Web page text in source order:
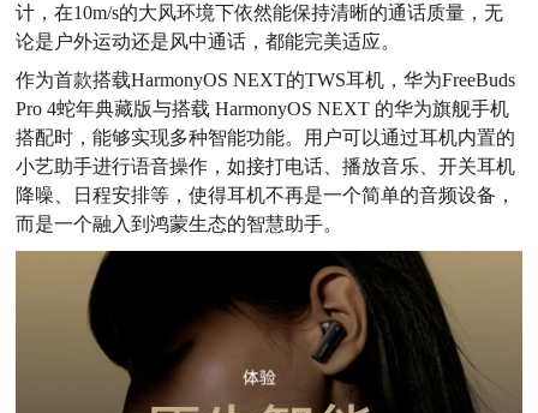
计，在10m/s的大风环境下依然能保持清晰的通话质量，无
论是户外运动还是风中通话，都能完美适应。
作为首款搭载HarmonyOS NEXT的TWS耳机，华为FreeBuds
Pro 4蛇年典藏版与搭载 HarmonyOS NEXT 的华为旗舰手机
搭配时，能够实现多种智能功能。用户可以通过耳机内置的
小艺助手进行语音操作，如接打电话、播放音乐、开关耳机
降噪、日程安排等，使得耳机不再是一个简单的音频设备，
而是一个融入到鸿蒙生态的智慧助手。